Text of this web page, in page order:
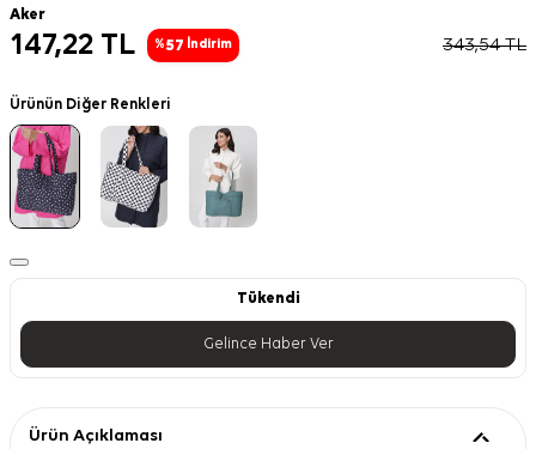
Aker
147,22 TL %57 İndirim 343,54TL
Ürünün Diğer Renkleri
Tükendi
Gelince Haber Ver
Ürün Açıklaması